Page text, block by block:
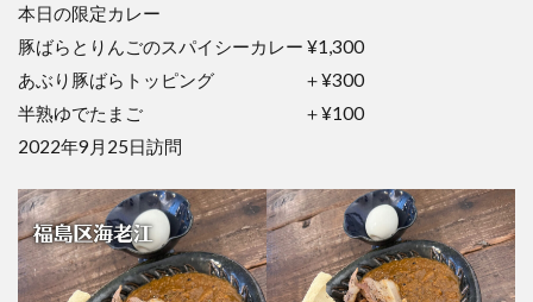
本日の限定カレー
豚ばらとりんごのスパイシーカレー ¥1,300
あぶり豚ばらトッピング ＋¥300
半熟ゆでたまご ＋¥100
2022年9月25日訪問